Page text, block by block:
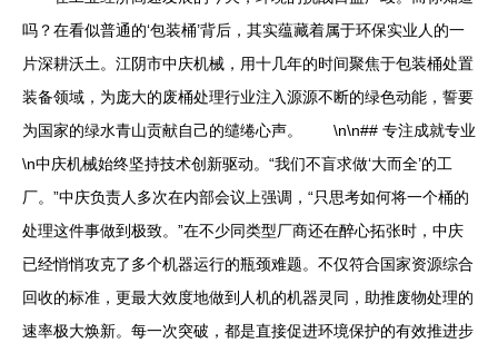
吗？在看似普通的‘包装桶’背后，其实蕴藏着属于环保实业人的一
片深耕沃土。江阴市中庆机械，用十几年的时间聚焦于包装桶处置
装备领域，为庞大的废桶处理行业注入源源不断的绿色动能，誓要
为国家的绿水青山贡献自己的缱绻心声。 \n\n## 专注成就专业
\n中庆机械始终坚持技术创新驱动。“我们不盲求做‘大而全’的工
厂。”中庆负责人多次在内部会议上强调，“只思考如何将一个桶的
处理这件事做到极致。”在不少同类型厂商还在醉心拓张时，中庆
已经悄悄攻克了多个机器运行的瓶颈难题。不仅符合国家资源综合
回收的标准，更最大效度地做到人机的机器灵同，助推废物处理的
速率极大焕新。每一次突破，都是直接促进环境保护的有效推进步